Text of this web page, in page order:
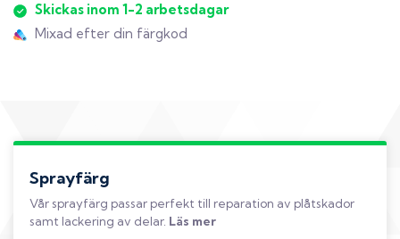
Skickas inom 1-2 arbetsdagar
Mixad efter din färgkod
Sprayfärg
Vår sprayfärg passar perfekt till reparation av plåtskador
samt lackering av delar. Läs mer